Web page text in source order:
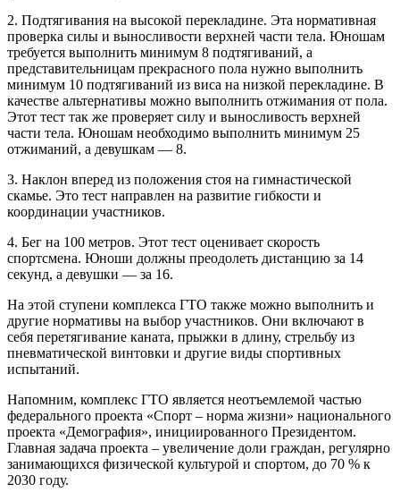
2. Подтягивания на высокой перекладине. Эта нормативная
проверка силы и выносливости верхней части тела. Юношам
требуется выполнить минимум 8 подтягиваний, а
представительницам прекрасного пола нужно выполнить
минимум 10 подтягиваний из виса на низкой перекладине. В
качестве альтернативы можно выполнить отжимания от пола.
Этот тест так же проверяет силу и выносливость верхней
части тела. Юношам необходимо выполнить минимум 25
отжиманий, а девушкам — 8.
3. Наклон вперед из положения стоя на гимнастической
скамье. Это тест направлен на развитие гибкости и
координации участников.
4. Бег на 100 метров. Этот тест оценивает скорость
спортсмена. Юноши должны преодолеть дистанцию за 14
секунд, а девушки — за 16.
На этой ступени комплекса ГТО также можно выполнить и
другие нормативы на выбор участников. Они включают в
себя перетягивание каната, прыжки в длину, стрельбу из
пневматической винтовки и другие виды спортивных
испытаний.
Напомним, комплекс ГТО является неотъемлемой частью
федерального проекта «Спорт – норма жизни» национального
проекта «Демография», инициированного Президентом.
Главная задача проекта – увеличение доли граждан, регулярно
занимающихся физической культурой и спортом, до 70 % к
2030 году.